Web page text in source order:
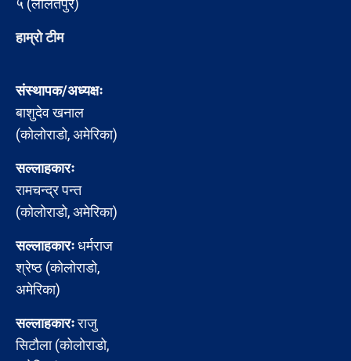
५ (ललितपुर)
हाम्रो टीम
संस्थापक/अध्यक्षः
बाशुदेव खनाल
(कोलोराडो, अमेरिका)
सल्लाहकारः
रामचन्द्र पन्त
(कोलोराडो, अमेरिका)
सल्लाहकारःधर्मराज
श्रेष्ठ (कोलोराडो,
अमेरिका)
सल्लाहकारःराजु
सिटौला (कोलोराडो,